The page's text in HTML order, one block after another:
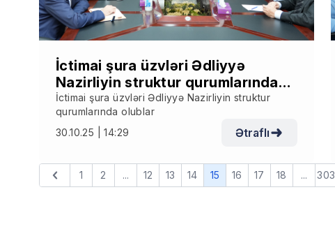
İctimai şura üzvləri Ədliyyə
Nazirliyin struktur qurumlarında
olublar
İctimai şura üzvləri Ədliyyə Nazirliyin struktur
qurumlarında olublar
30.10.25 | 14:29
Ətraflı
1 2 ... 12 13 14 15 16 17 18 ... 303